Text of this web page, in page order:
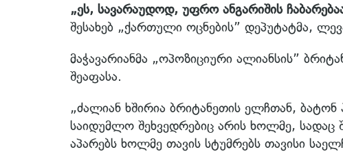
„ეს, სავარაუდოდ, უფრო ანგარიშის
შესახებ „ქართული ოცნების” დეპუტატმა,
მაჭავარიანმა „ოპოზიციური ალიანსის”
შეაფასა.
„ძალიან ხშირია ბრიტანეთის ელჩთან,
საიდუმლო შეხვედრებიც არის ხოლმე, სადაც
აპარებს ხოლმე თავის სტუმრებს თავისი